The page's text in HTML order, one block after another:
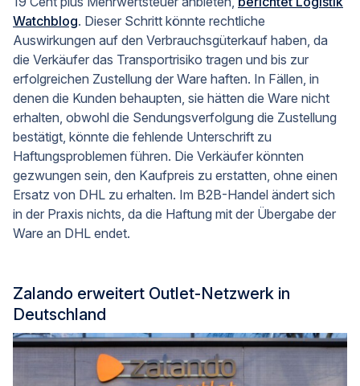
Watchblog. Dieser Schritt könnte rechtliche
Auswirkungen auf den Verbrauchsgüterkauf haben, da
die Verkäufer das Transportrisiko tragen und bis zur
erfolgreichen Zustellung der Ware haften. In Fällen, in
denen die Kunden behaupten, sie hätten die Ware nicht
erhalten, obwohl die Sendungsverfolgung die Zustellung
bestätigt, könnte die fehlende Unterschrift zu
Haftungsproblemen führen. Die Verkäufer könnten
gezwungen sein, den Kaufpreis zu erstatten, ohne einen
Ersatz von DHL zu erhalten. Im B2B-Handel ändert sich
in der Praxis nichts, da die Haftung mit der Übergabe der
Ware an DHL endet.
Zalando erweitert Outlet-Netzwerk in
Deutschland